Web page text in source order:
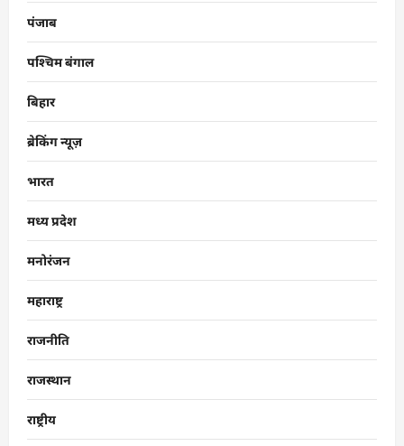
पंजाब
पश्चिम बंगाल
बिहार
ब्रेकिंग न्यूज़
भारत
मध्य प्रदेश
मनोरंजन
महाराष्ट्र
राजनीति
राजस्थान
राष्ट्रीय